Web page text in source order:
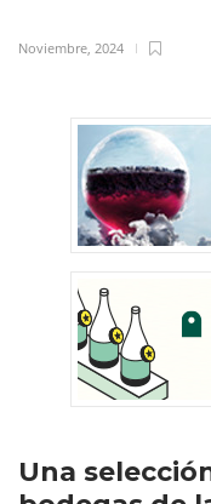
Noviembre, 2024
Una